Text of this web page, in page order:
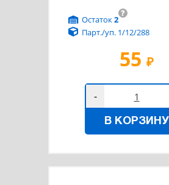
55 ₽
?
Остаток2
Парт./уп. 1/12/288
-
В КОРЗИНУ